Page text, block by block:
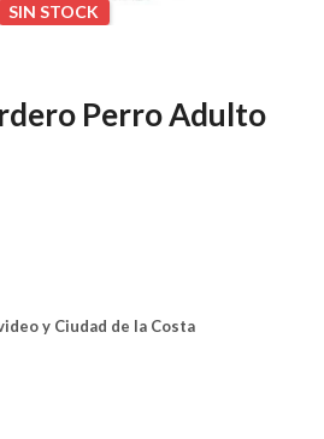
SIN STOCK
Perro Adulto
y Ciudad de la Costa